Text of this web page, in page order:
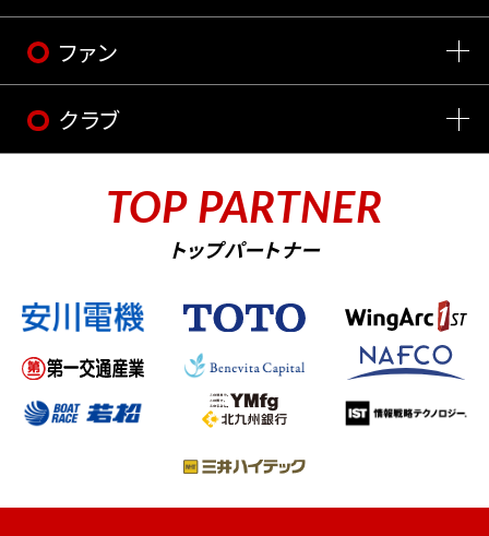
ファン
クラブ
TOP PARTNER
トップパートナー